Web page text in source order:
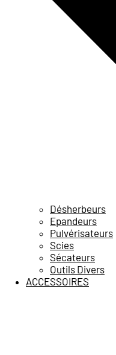
Désherbeurs
Epandeurs
Pulvérisateurs
Scies
Sécateurs
Outils Divers
ACCESSOIRES